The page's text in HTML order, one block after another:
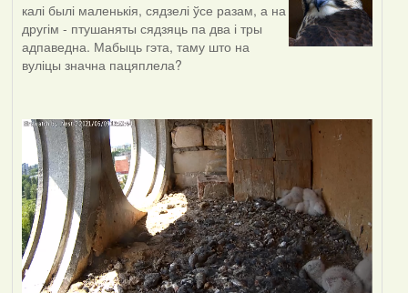
калі былі маленькія, сядзелі ўсе разам, а на
другім - птушаняты сядзяць па два і тры
адпаведна. Мабыць гэта, таму што на
вуліцы значна пацяплела?